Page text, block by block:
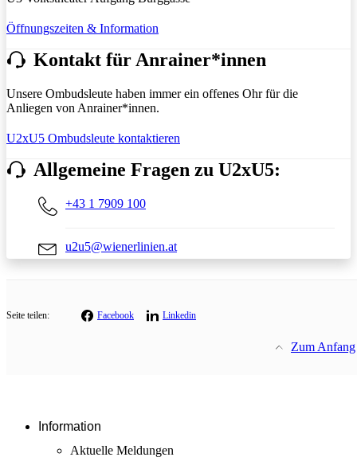
Öffnungszeiten & Information
Kontakt für Anrainer*innen
Unsere Ombudsleute haben immer ein offenes Ohr für die
Anliegen von Anrainer*innen.
U2xU5 Ombudsleute kontaktieren
Allgemeine Fragen zu U2xU5:
+43 1 7909 100
u2u5@wienerlinien.at
Seite teilen: Facebook Linkedin
Zum Anfang
Information
Aktuelle Meldungen